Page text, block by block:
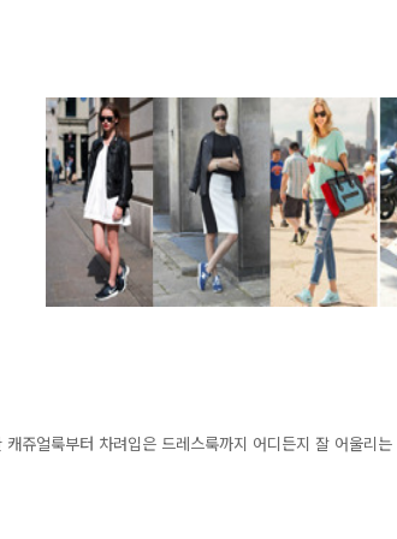
쥬얼룩부터 차려입은 드레스룩까지 어디든지 잘 어울리